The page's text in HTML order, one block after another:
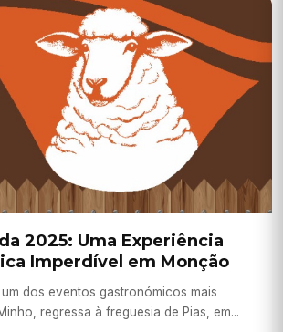
2025: Uma Experiência
Imperdível em Monção
dos eventos gastronómicos mais
regressa à freguesia de Pias, em...